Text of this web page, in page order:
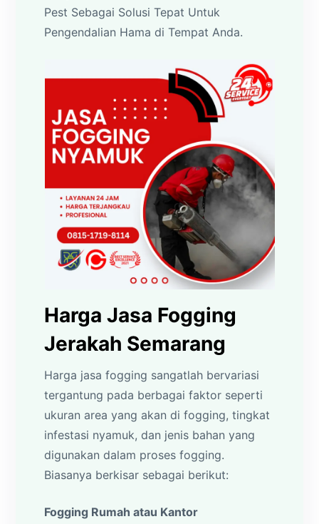
Pest Sebagai Solusi Tepat Untuk
Pengendalian Hama di Tempat Anda.
Harga Jasa Fogging
Jerakah Semarang
Harga jasa fogging sangatlah bervariasi
tergantung pada berbagai faktor seperti
ukuran area yang akan di fogging, tingkat
infestasi nyamuk, dan jenis bahan yang
digunakan dalam proses fogging.
Biasanya berkisar sebagai berikut:
Fogging Rumah atau Kantor